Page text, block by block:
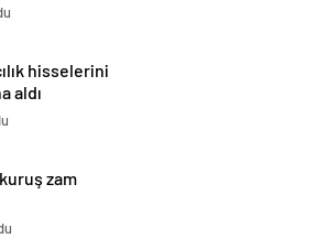
hisselerini
aldı
zam